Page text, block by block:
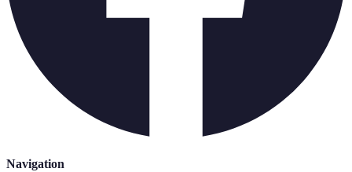
Navigation